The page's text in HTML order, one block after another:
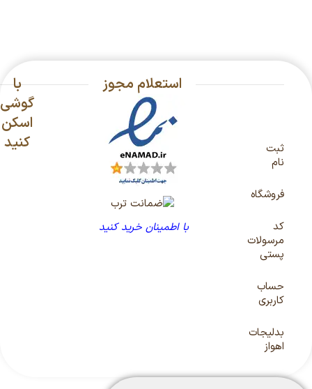
ثبت
نام
فروشگاه
کد
مرسولات
پستی
حساب
کاربری
بدلیجات
اهواز
استعلام مجوز
با اطمینان خرید کنید
با
گوشی
اسکن
کنید